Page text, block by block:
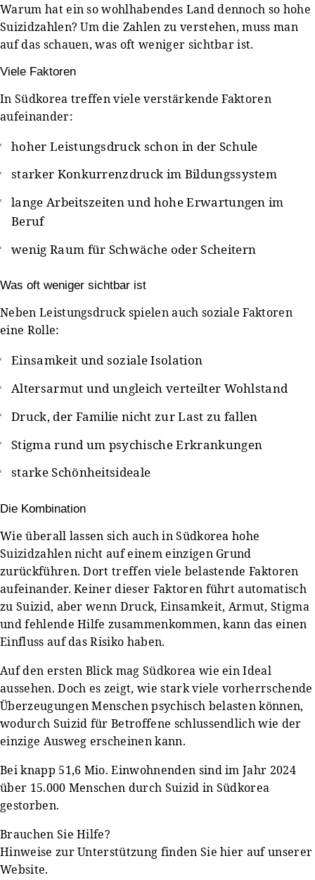
Warum hat ein so wohlhabendes Land dennoch so hohe
Suizidzahlen? Um die Zahlen zu verstehen, muss man
auf das schauen, was oft weniger sichtbar ist.
Viele Faktoren
In Südkorea treffen viele verstärkende Faktoren
aufeinander:
hoher Leistungsdruck schon in der Schule
starker Konkurrenzdruck im Bildungssystem
lange Arbeitszeiten und hohe Erwartungen im
Beruf
wenig Raum für Schwäche oder Scheitern
Was oft weniger sichtbar ist
Neben Leistungsdruck spielen auch soziale Faktoren
eine Rolle:
Einsamkeit und soziale Isolation
Altersarmut und ungleich verteilter Wohlstand
Druck, der Familie nicht zur Last zu fallen
Stigma rund um psychische Erkrankungen
starke Schönheitsideale
Die Kombination
Wie überall lassen sich auch in Südkorea hohe
Suizidzahlen nicht auf einem einzigen Grund
zurückführen. Dort treffen viele belastende Faktoren
aufeinander. Keiner dieser Faktoren führt automatisch
zu Suizid, aber wenn Druck, Einsamkeit, Armut, Stigma
und fehlende Hilfe zusammenkommen, kann das einen
Einfluss auf das Risiko haben.
Auf den ersten Blick mag Südkorea wie ein Ideal
aussehen. Doch es zeigt, wie stark viele vorherrschende
Überzeugungen Menschen psychisch belasten können,
wodurch Suizid für Betroffene schlussendlich wie der
einzige Ausweg erscheinen kann.
Bei knapp 51,6 Mio. Einwohnenden sind im Jahr 2024
über 15.000 Menschen durch Suizid in Südkorea
gestorben.
Brauchen Sie Hilfe?
Hinweise zur Unterstützung finden Sie hier auf unserer
Website.